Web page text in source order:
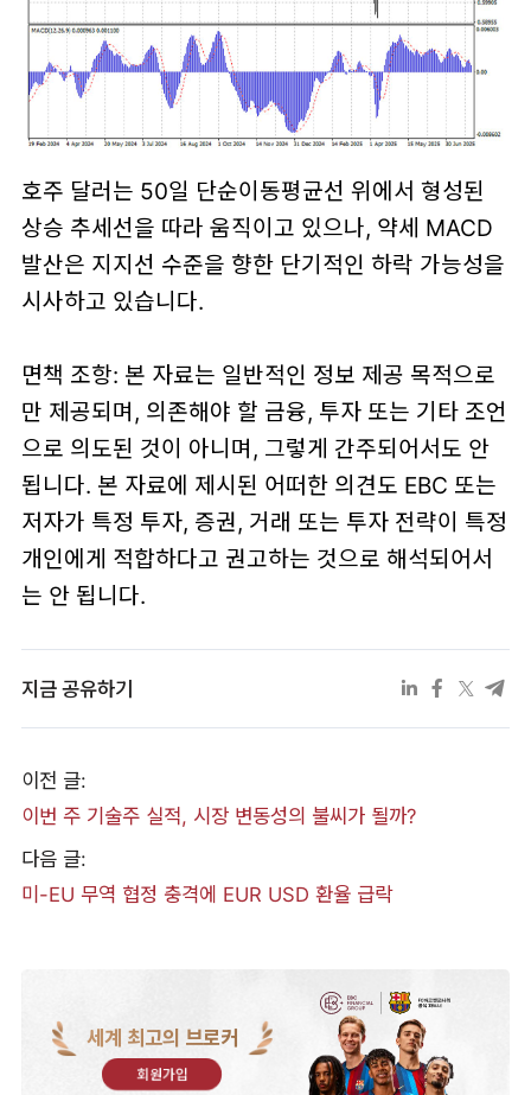
호주 달러는 50일 단순이동평균선 위에서 형성된
상승 추세선을 따라 움직이고 있으나, 약세 MACD
발산은 지지선 수준을 향한 단기적인 하락 가능성을
시사하고 있습니다.
면책 조항: 본 자료는 일반적인 정보 제공 목적으로
만 제공되며, 의존해야 할 금융, 투자 또는 기타 조언
으로 의도된 것이 아니며, 그렇게 간주되어서도 안
됩니다. 본 자료에 제시된 어떠한 의견도 EBC 또는
저자가 특정 투자, 증권, 거래 또는 투자 전략이 특정
개인에게 적합하다고 권고하는 것으로 해석되어서
는 안 됩니다.
지금 공유하기
이전 글:
이번 주 기술주 실적, 시장 변동성의 불씨가 될까?
다음 글:
미-EU 무역 협정 충격에 EUR USD 환율 급락
세계 최고의 브로커
회원가입